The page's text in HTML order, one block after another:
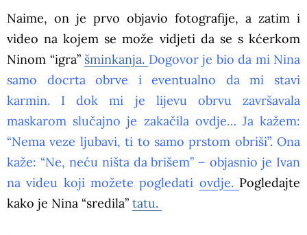
Naime, on je prvo objavio fotografije, a zatim i
video na kojem se može vidjeti da se s kćerkom
Ninom “igra” šminkanja. Dogovor je bio da mi Nina
samo docrta obrve i eventualno da mi stavi
karmin. I dok mi je lijevu obrvu završavala
maskarom slučajno je zakačila ovdje… Ja kažem:
“Nema veze ljubavi, ti to samo prstom obriši”. Ona
kaže: “Ne, neću ništa da brišem” – objasnio je Ivan
na videu koji možete pogledati ovdje. Pogledajte
kako je Nina “sredila” tatu.